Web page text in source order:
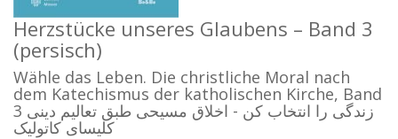
Herzstücke unseres Glaubens – Band 3
(persisch)
Wähle das Leben. Die christliche Moral nach
dem Katechismus der katholischen Kirche, Band
3 زندگی را انتخاب کن - اخلاق مسیحی طبق تعالیم دینی
کلیسای کاتولیک